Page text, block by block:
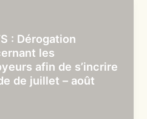
: Dérogation
les
afin de s’incrire
de juillet – août